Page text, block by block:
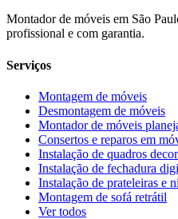
Montador de móveis em São
profissional e com garantia.
Serviços
Montagem de móveis
Desmontagem de móveis
Montador de móveis
Consertos e reparos em
Instalação de quadros
Instalação de fechadura
Instalação de prateleiras e
Montagem de sofá retrátil
Ver todos